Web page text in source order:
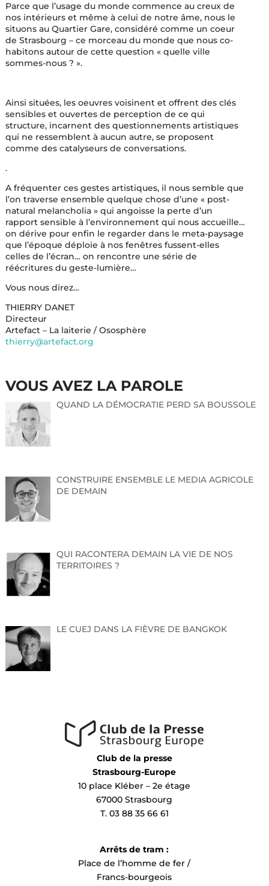
Parce que l’usage du monde commence au creux de
nos intérieurs et même à celui de notre âme, nous le
situons au Quartier Gare, considéré comme un coeur
de Strasbourg – ce morceau du monde que nous co-
habitons autour de cette question « quelle ville
sommes-nous ? ».
Ainsi situées, les oeuvres voisinent et offrent des clés
sensibles et ouvertes de perception de ce qui
structure, incarnent des questionnements artistiques
qui ne ressemblent à aucun autre, se proposent
comme des catalyseurs de conversations.
.
A fréquenter ces gestes artistiques, il nous semble que
l’on traverse ensemble quelque chose d’une « post-
natural melancholia » qui angoisse la perte d’un
rapport sensible à l’environnement qui nous accueille…
on dérive pour enfin le regarder dans le meta-paysage
que l’époque déploie à nos fenêtres fussent-elles
celles de l’écran… on rencontre une série de
réécritures du geste-lumière…
Vous nous direz…
THIERRY DANET
Directeur
Artefact – La laiterie / Ososphère
thierry@artefact.org
VOUS AVEZ LA PAROLE
QUAND LA DÉMOCRATIE PERD SA BOUSSOLE
CONSTRUIRE ENSEMBLE LE MEDIA AGRICOLE
DE DEMAIN
QUI RACONTERA DEMAIN LA VIE DE NOS
TERRITOIRES ?
LE CUEJ DANS LA FIÈVRE DE BANGKOK
Club de la presse
Strasbourg-Europe
10 place Kléber – 2e étage
67000 Strasbourg
T. 03 88 35 66 61
Arrêts de tram :
Place de l’homme de fer /
Francs-bourgeois